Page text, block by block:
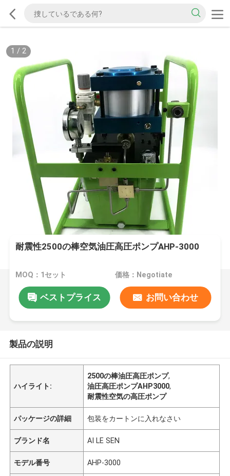
1 / 2
耐震性2500の棒空気油圧高圧ポンプAHP-3000
MOQ：1セット 価格：Negotiate
ベストプライス お問い合わせ
製品の説明
ハイライト:
2500の棒油圧高圧ポンプ,
油圧高圧ポンプAHP3000,
耐震性空気の高圧ポンプ
パッケージの詳細 包装をカートンに入れなさい
ブランド名 AI LE SEN
モデル番号 AHP-3000